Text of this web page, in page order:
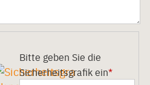
Bitte geben Sie die
Sicherheitsgrafik ein*